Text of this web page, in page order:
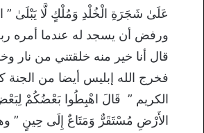
عَلَىٰ شَجَرَةِ الْخُلْدِ وَمُلْكٍ لَّا يَبْلَىٰ ”
ورفض أن يسجد له عندما أمره
قال أنا خير منه خلقتني من نار
فخرج الله إبليس أيضا من الجنة
الكريم ” قَالَ اهْبِطُوا بَعْضُكُمْ
الأَرْضِ مُسْتَقَرٌّ وَمَتَاعٌ إِلَى حِينٍ ”